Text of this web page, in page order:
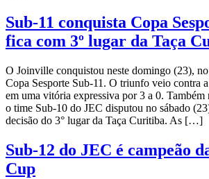
Sub-11 conquista Copa
fica com 3º lugar da Taça
O Joinville conquistou neste domingo (23),
Copa Sesporte Sub-11. O triunfo veio contra
em uma vitória expressiva por 3 a 0. Também
o time Sub-10 do JEC disputou no sábado
decisão do 3° lugar da Taça Curitiba. As […]
Sub-12 do JEC é campeão
Cup